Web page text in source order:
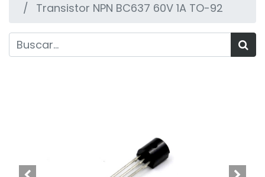
Transistor NPN BC637 60V 1A TO-92